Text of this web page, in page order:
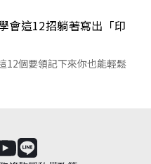
會這12招躺著寫出「印
12個要領記下來你也能輕鬆